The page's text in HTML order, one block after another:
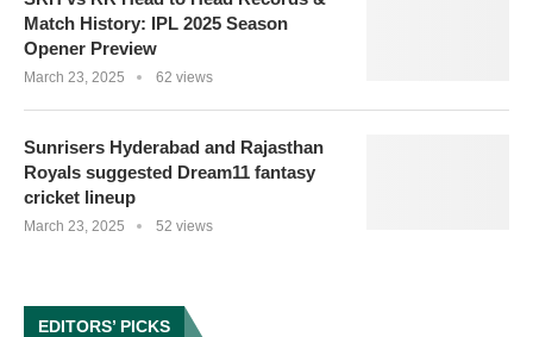
Match History: IPL 2025 Season
Opener Preview
March 23, 2025 62 views
Sunrisers Hyderabad and Rajasthan
Royals suggested Dream11 fantasy
cricket lineup
March 23, 2025 52 views
EDITORS’ PICKS